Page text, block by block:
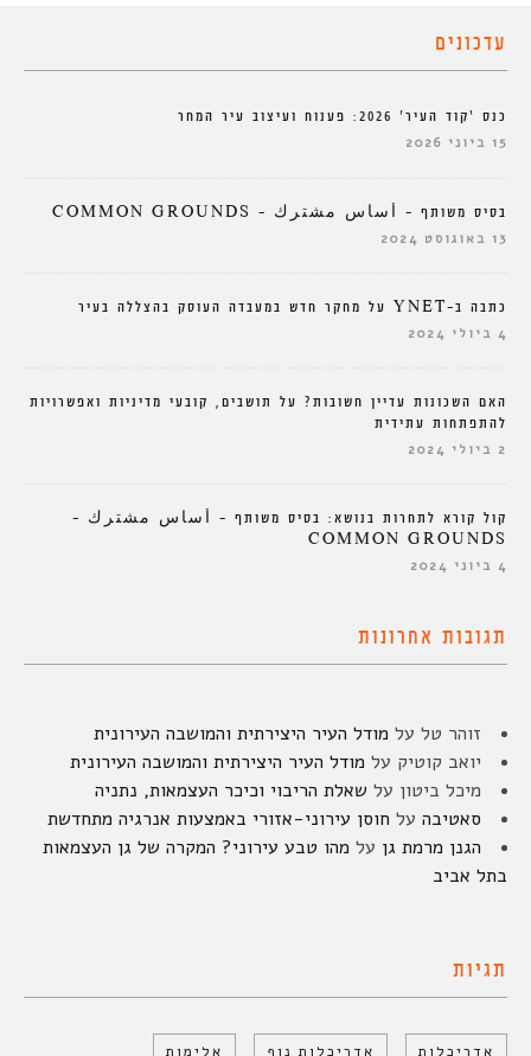
עדכונים
כנס ‘קוד העיר’ 2026: פענוח ועיצוב עיר המחר
15 ביוני 2026
בסיס משותף – أساس مشترك – COMMON GROUNDS
13 באוגוסט 2024
כתבה ב-YNET על מחקר חדש במעבדה העוסק בהצללה בעיר
4 ביולי 2024
האם השכונות עדיין חשובות? על תושבים, קובעי מדיניות ואפשרויות
להתפתחות עתידית
2 ביולי 2024
קול קורא לתחרות בנושא: בסיס משותף – أساس مشترك –
COMMON GROUNDS
4 ביוני 2024
תגובות אחרונות
זוהר טל על מודל העיר היצירתית והמושבה העירונית
יואב קוטיק על מודל העיר היצירתית והמושבה העירונית
מיכל ביטון על שאלת הריבוי וכיכר העצמאות, נתניה
סאטיבה על חוסן עירוני-אזורי באמצעות אנרגיה מתחדשת
הגנן מרמת גן על מהו טבע עירוני? המקרה של גן העצמאות
בתל אביב
תגיות
אדריכלות אדריכלות נוף אלימות